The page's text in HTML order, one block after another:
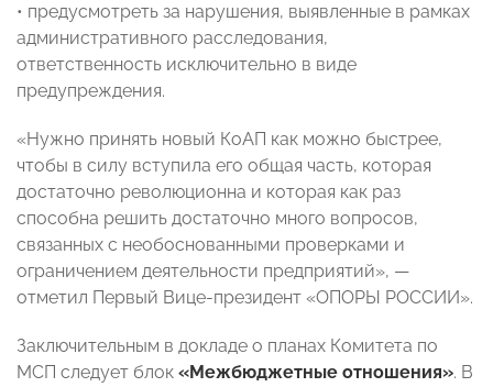
• предусмотреть за нарушения, выявленные в рамках
административного расследования,
ответственность исключительно в виде
предупреждения.
«Нужно принять новый КоАП как можно быстрее,
чтобы в силу вступила его общая часть, которая
достаточно революционна и которая как раз
способна решить достаточно много вопросов,
связанных с необоснованными проверками и
ограничением деятельности предприятий», —
отметил Первый Вице-президент «ОПОРЫ РОССИИ».
Заключительным в докладе о планах Комитета по
МСП следует блок «Межбюджетные отношения». В